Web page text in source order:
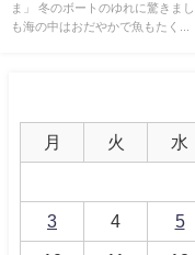
ま」 冬のボートのゆれに驚きま
も海の中はおだやかで魚もたく...
月 火 水
3 4 5